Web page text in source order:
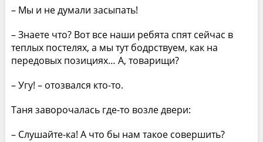
– Мы и не думали засыпать!
– Знаете что? Вот все наши ребята спят сейчас в
теплых постелях, а мы тут бодрствуем, как на
передовых позициях… А, товарищи?
– Угу! – отозвался кто-то.
Таня заворочалась где-то возле двери:
– Слушайте-ка! А что бы нам такое совершить?